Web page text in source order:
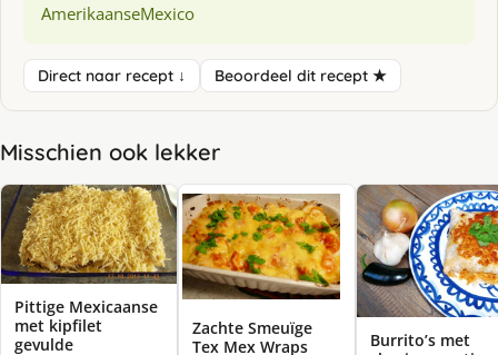
AmerikaanseMexico
Direct naar recept ↓ Beoordeel dit recept ★
Misschien ook lekker
Pittige Mexicaanse
met kipfilet
gevulde
Zachte Smeuïge
Tex Mex Wraps
Burrito’s met